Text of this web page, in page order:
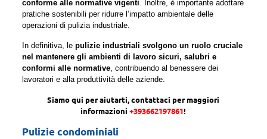
conforme alle normative vigenti. Inoltre, è importante adottare
pratiche sostenibili per ridurre l’impatto ambientale delle
operazioni di pulizia industriale.
In definitiva, le pulizie industriali svolgono un ruolo cruciale
nel mantenere gli ambienti di lavoro sicuri, salubri e
conformi alle normative, contribuendo al benessere dei
lavoratori e alla produttività delle aziende.
Siamo qui per aiutarti, contattaci per maggiori
informazioni +393662197861!
Pulizie condominiali